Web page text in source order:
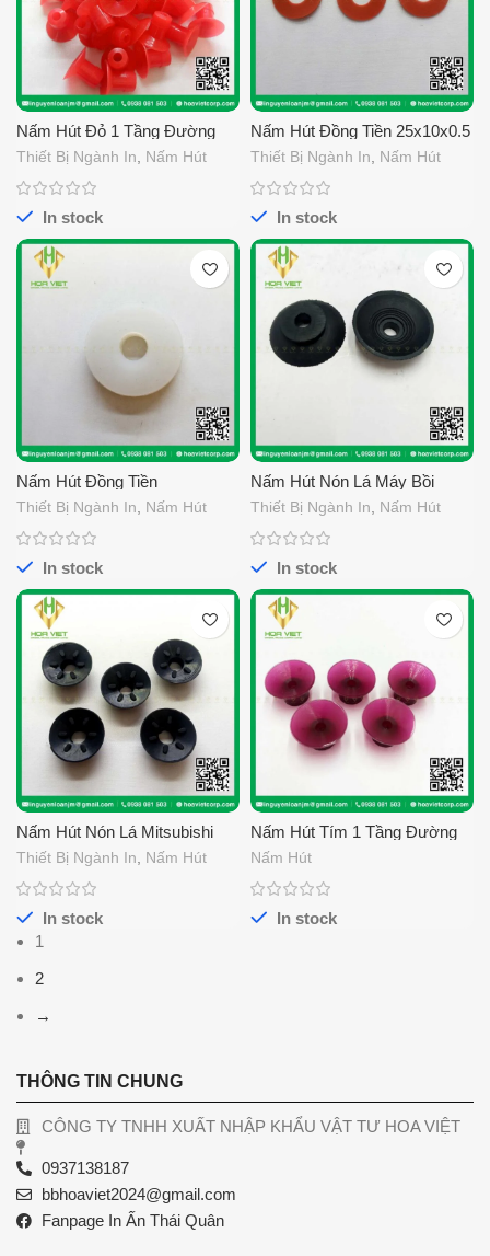
Nấm Hút Đỏ 1 Tầng Đường
Kính 25
Thiết Bị Ngành In Nấm Hút
In stock
Nấm Hút Đồng Tiền 25x10x0.5
Thiết Bị Ngành In Nấm Hút
In stock
Nấm Hút Đồng Tiền
45x13x2x1
Thiết Bị Ngành In Nấm Hút
In stock
Nấm Hút Nón Lá Máy Bồi
Thiết Bị Ngành In Nấm Hút
In stock
Nấm Hút Nón Lá Mitsubishi
Thiết Bị Ngành In Nấm Hút
In stock
Nấm Hút Tím 1 Tầng Đường
Kính 25
Nấm Hút
In stock
1
2
→
THÔNG TIN CHUNG
CÔNG TY TNHH XUẤT NHẬP KHẨU VẬT TƯ HOA VIỆT
0937138187
bbhoaviet2024@gmail.com
Fanpage In Ấn Thái Quân